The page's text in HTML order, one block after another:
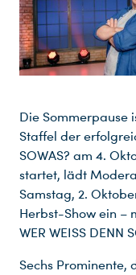
Die Sommerpause
Staffel der
SOWAS? am 4.
startet, lädt
Samstag, 2.
Herbst-Show ein –
WER WEISS DENN
Sechs Prominente,